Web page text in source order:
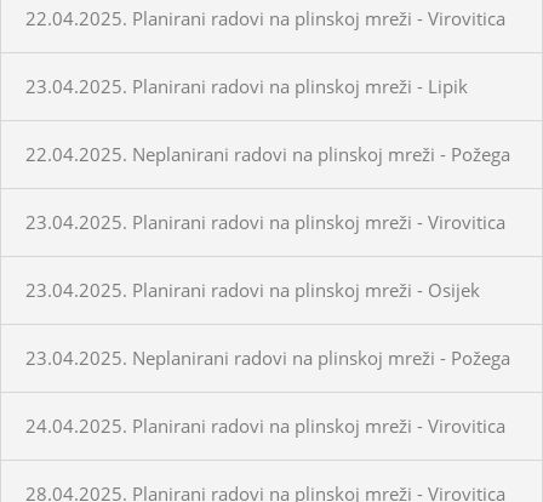
22.04.2025. Planirani radovi na plinskoj mreži - Virovitica
23.04.2025. Planirani radovi na plinskoj mreži - Lipik
22.04.2025. Neplanirani radovi na plinskoj mreži - Požega
23.04.2025. Planirani radovi na plinskoj mreži - Virovitica
23.04.2025. Planirani radovi na plinskoj mreži - Osijek
23.04.2025. Neplanirani radovi na plinskoj mreži - Požega
24.04.2025. Planirani radovi na plinskoj mreži - Virovitica
28.04.2025. Planirani radovi na plinskoj mreži - Virovitica